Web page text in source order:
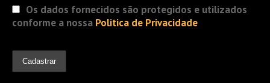
Os dados fornecidos são protegidos e utilizados
conforme a nossa Politica de Privacidade